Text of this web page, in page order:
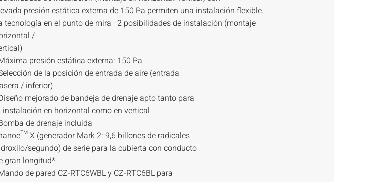
presión estática externa de 150 Pa permiten una instalación flexible.
tecnología en el punto de mira · 2 posibilidades de instalación (montaje
/
presión estática externa: 150 Pa
de la posición de entrada de aire (entrada
/ inferior)
mejorado de bandeja de drenaje apto tanto para
instalación en horizontal como en vertical
de drenaje incluida
X (generador Mark 2: 9,6 billones de radicales
segundo) de serie para la cubierta con conducto
gran longitud*
de pared CZ-RTC6WBL y CZ-RTC6BL para